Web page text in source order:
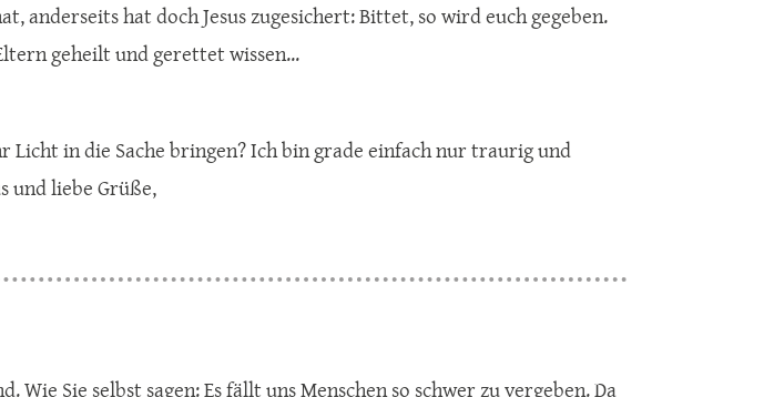
anderseits hat doch Jesus zugesichert: Bittet, so wird euch gegeben.
geheilt und gerettet wissen...
Licht in die Sache bringen? Ich bin grade einfach nur traurig und
und liebe Grüße,
Wie Sie selbst sagen: Es fällt uns Menschen so schwer zu vergeben. Da